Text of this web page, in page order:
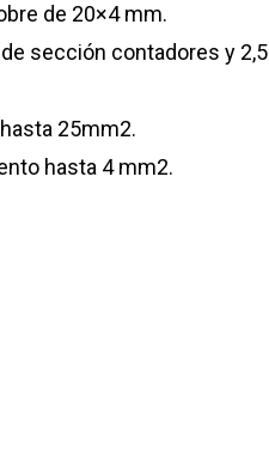
de 20×4 mm.
sección contadores y
25mm2.
hasta 4 mm2.